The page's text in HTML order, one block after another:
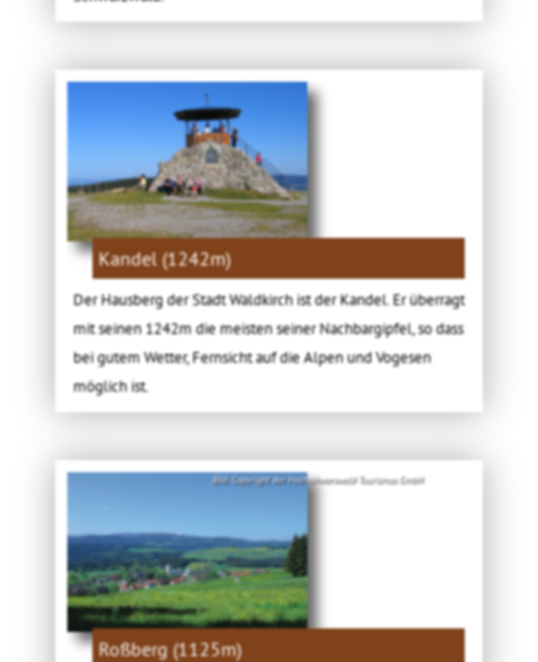
Kandel (1242m)
Der Hausberg der Stadt Waldkirch ist der Kandel. Er überragt
mit seinen 1242m die meisten seiner Nachbargipfel, so dass
bei gutem Wetter, Fernsicht auf die Alpen und Vogesen
möglich ist.
Bild: Copyright der Hochschwarzwald Tourismus GmbH
Roßberg (1125m)